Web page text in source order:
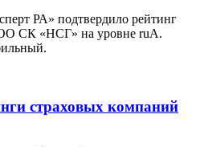
РА» подтвердило рейтинг
СК «НСГ» на уровне ruA.
страховых компаний